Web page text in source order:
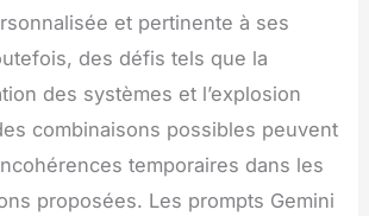
et pertinente à ses
des défis tels que la
des systèmes et l’explosion
combinaisons possibles peuvent
temporaires dans les
proposées. Les prompts Gemini